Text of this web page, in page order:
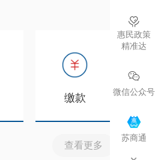
缴款
查看更多
惠民政策
精准达
微信公众号
苏商通